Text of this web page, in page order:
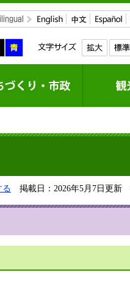
る 掲載日：2026年5月7日更新